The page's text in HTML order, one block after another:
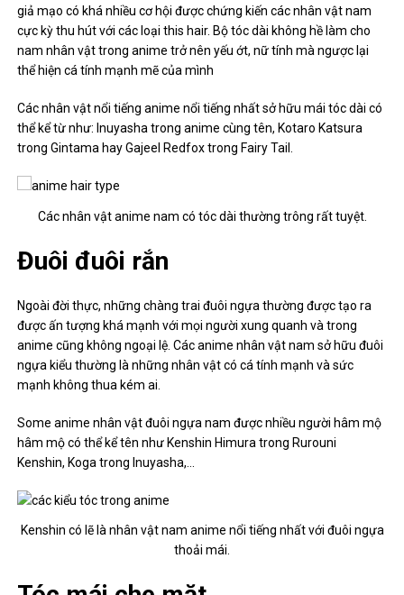
giả mạo có khá nhiều cơ hội được chứng kiến ​​các nhân vật nam
cực kỳ thu hút với các loại this hair. Bộ tóc dài không hề làm cho
nam nhân vật trong anime trở nên yếu ớt, nữ tính mà ngược lại
thể hiện cá tính mạnh mẽ của mình
Các nhân vật nổi tiếng anime nổi tiếng nhất sở hữu mái tóc dài có
thể kể từ như: Inuyashatrong anime cùng tên, Kotaro Katsura
trong Gintama hay Gajeel Redfox trong Fairy Tail.
Các nhân vật anime nam có tóc dài thường trông rất tuyệt.
Đuôi đuôi rắn
Ngoài đời thực, những chàng trai đuôi ngựa thường được tạo ra
được ấn tượng khá mạnh với mọi người xung quanh và trong
anime cũng không ngoại lệ. Các anime nhân vật nam sở hữu đuôi
ngựa kiểu thường là những nhân vật có cá tính mạnh và sức
mạnh không thua kém ai.
Some anime nhân vậtđuôi ngựa nam được nhiều người hâm mộ
hâm mộ có thể kể tên như Kenshin Himura trong Rurouni
Kenshin, Koga trong Inuyasha,…
Kenshin có lẽ là nhân vật nam anime nổi tiếng nhất với đuôi ngựa
thoải mái.